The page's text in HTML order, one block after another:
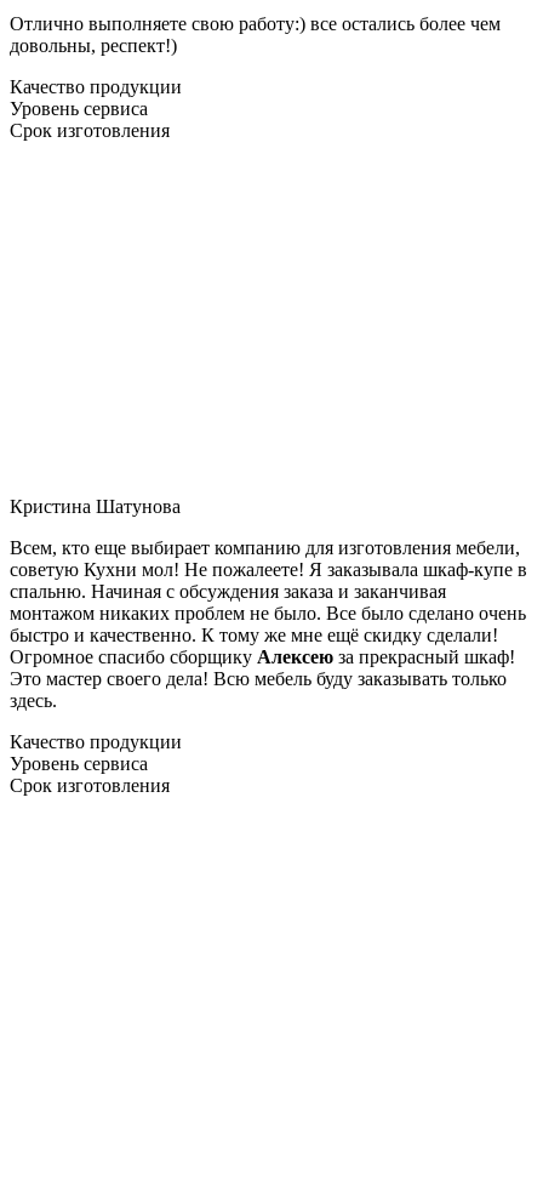
Отлично выполняете свою работу:) все остались более чем
довольны, респект!)
Качество продукции
Уровень сервиса
Срок изготовления
Кристина Шатунова
Всем, кто еще выбирает компанию для изготовления мебели,
советую Кухни мол! Не пожалеете! Я заказывала шкаф-купе в
спальню. Начиная с обсуждения заказа и заканчивая
монтажом никаких проблем не было. Все было сделано очень
быстро и качественно. К тому же мне ещё скидку сделали!
Огромное спасибо сборщику Алексею за прекрасный шкаф!
Это мастер своего дела! Всю мебель буду заказывать только
здесь.
Качество продукции
Уровень сервиса
Срок изготовления